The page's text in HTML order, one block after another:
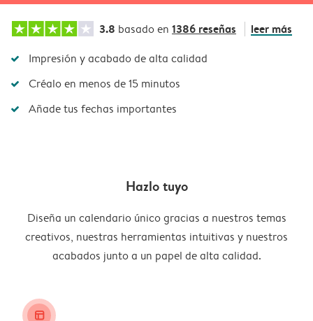
3.8 basado en 1386 reseñas leer más
Impresión y acabado de alta calidad
Créalo en menos de 15 minutos
Añade tus fechas importantes
Hazlo tuyo
Diseña un calendario único gracias a nuestros temas
creativos, nuestras herramientas intuitivas y nuestros
acabados junto a un papel de alta calidad.
layout_alt